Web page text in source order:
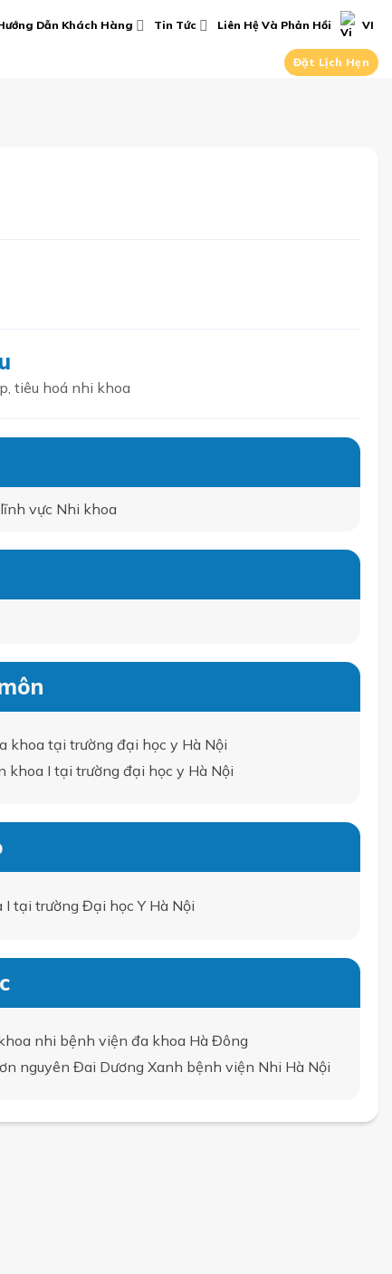
Dẫn Khách Hàng Tin Tức Liên Hệ Và Phản Hồi VI
Đặt Lịch Hẹn
tiêu hoá nhi khoa
vực Nhi khoa
khoa tại trường đại học y Hà Nội
khoa I tại trường đại học y Hà Nội
tại trường Đại học Y Hà Nội
nhi bệnh viện đa khoa Hà Đông
nguyên Đai Dương Xanh bệnh viện Nhi Hà Nội